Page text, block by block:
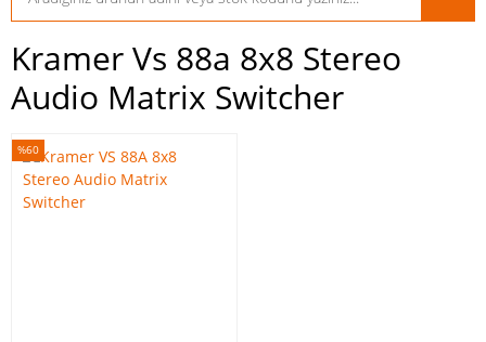
Kramer Vs 88a 8x8 Stereo
Audio Matrix Switcher
%60